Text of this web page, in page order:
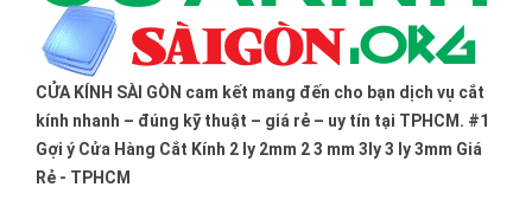
CỬA KÍNH SÀI GÒN cam kết mang đến cho bạn dịch vụ cắt
kính nhanh – đúng kỹ thuật – giá rẻ – uy tín tại TPHCM. #1
Gợi ý Cửa Hàng Cắt Kính 2 ly 2mm 2 3 mm 3ly 3 ly 3mm Giá
Rẻ - TPHCM